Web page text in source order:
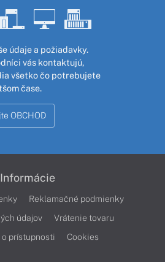
údaje a požiadavky.
vás kontaktujú,
všetko čo potrebujete
čase.
OBCHOD
Informácie
Reklamačné podmienky
údajov
Vrátenie tovaru
prístupnosti
Cookies